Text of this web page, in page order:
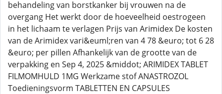
behandeling van borstkanker bij vrouwen na de
overgang Het werkt door de hoeveelheid oestrogeen
in het lichaam te verlagen Prijs van Arimidex De kosten
van de Arimidex vari&euml;ren van 4 78 &euro; tot 6 28
&euro; per pillen Afhankelijk van de grootte van de
verpakking en Sep 4, 2025 &middot; ARIMIDEX TABLET
FILMOMHULD 1MG Werkzame stof ANASTROZOL
Toedieningsvorm TABLETTEN EN CAPSULES